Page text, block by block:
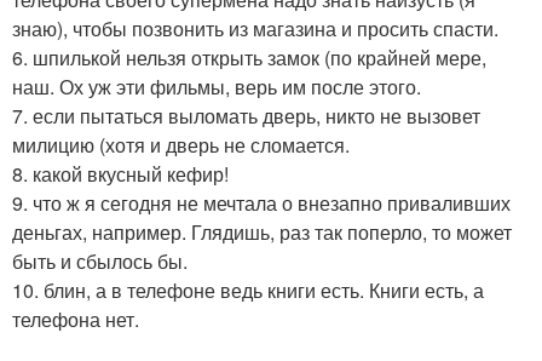
знаю), чтобы позвонить из магазина и просить спасти.
6. шпилькой нельзя открыть замок (по крайней мере,
наш. Ох уж эти фильмы, верь им после этого.
7. если пытаться выломать дверь, никто не вызовет
милицию (хотя и дверь не сломается.
8. какой вкусный кефир!
9. что ж я сегодня не мечтала о внезапно приваливших
деньгах, например. Глядишь, раз так поперло, то может
быть и сбылось бы.
10. блин, а в телефоне ведь книги есть. Книги есть, а
телефона нет.